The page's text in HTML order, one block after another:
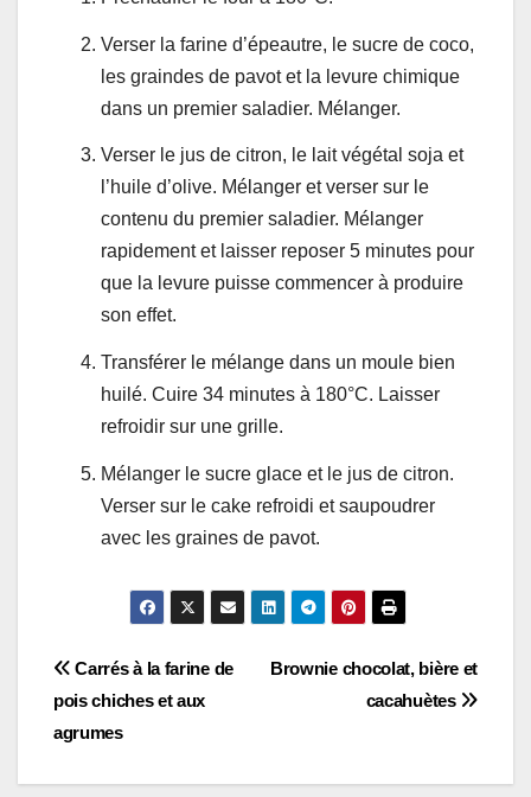
Verser la farine d’épeautre, le sucre de coco,
les graindes de pavot et la levure chimique
dans un premier saladier. Mélanger.
Verser le jus de citron, le lait végétal soja et
l’huile d’olive. Mélanger et verser sur le
contenu du premier saladier. Mélanger
rapidement et laisser reposer 5 minutes pour
que la levure puisse commencer à produire
son effet.
Transférer le mélange dans un moule bien
huilé. Cuire 34 minutes à 180°C. Laisser
refroidir sur une grille.
Mélanger le sucre glace et le jus de citron.
Verser sur le cake refroidi et saupoudrer
avec les graines de pavot.
Navigation
de
l’article
Brownie chocolat, bière et
cacahuètes
Carrés à la farine de
pois chiches et aux
agrumes